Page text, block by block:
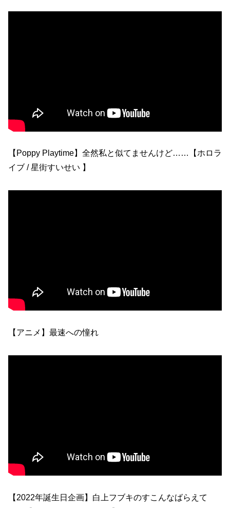
【Poppy Playtime】全然私と似てませんけど……【ホロラ
イブ / 星街すいせい 】
【アニメ】最速への憧れ
【2022年誕生日企画】白上フブキのすこんなばらえて